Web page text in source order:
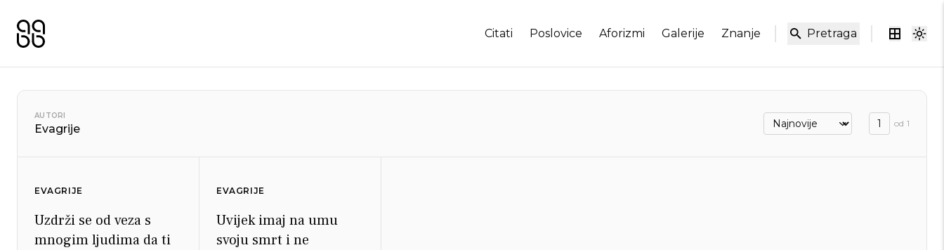
Pretraga
Citati Poslovice Aforizmi Galerije Znanje
AUTORI
Evagrije od 1
EVAGRIJE
Uzdrži se od veza s
mnogim ljudima da ti
EVAGRIJE
Uvijek imaj na umu
svoju smrt i ne